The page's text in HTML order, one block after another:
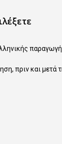
πριν και μετά